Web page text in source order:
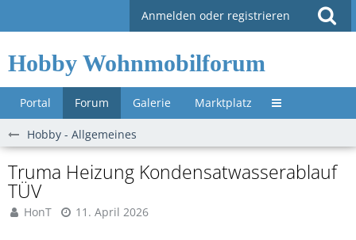
Anmelden oder registrieren
Hobby Wohnmobilforum
Portal Forum Galerie Marktplatz Untermenü »
Hobby - Allgemeines
Truma Heizung Kondensatwasserablauf
TÜV
HonT 11. April 2026